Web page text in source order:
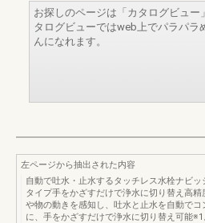
お探しのページは「カタログビュー
タログビューではweb上でパラパラ
んになれます。
左ページから抽出された内容
自動で吐水・止水するタッチレス水栓ナビッ
タイプ手をかざすだけで浄水に切り替え高
や物の動きを感知し、吐水と止水を自動でコ
に、手をかざすだけで浄水に切り替え可能